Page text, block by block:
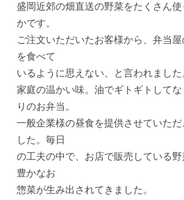
盛岡近郊の畑直送の野菜をたくさん
かです。
ご注文いただいたお客様から、弁当
を食べて
いるように思えない、と言われました
家庭の温かい味。油でギトギトして
りのお弁当。
一般企業様の昼食を提供させていた
した。毎日
の工夫の中で、お店で販売している
豊かなお
惣菜が生み出されてきました。